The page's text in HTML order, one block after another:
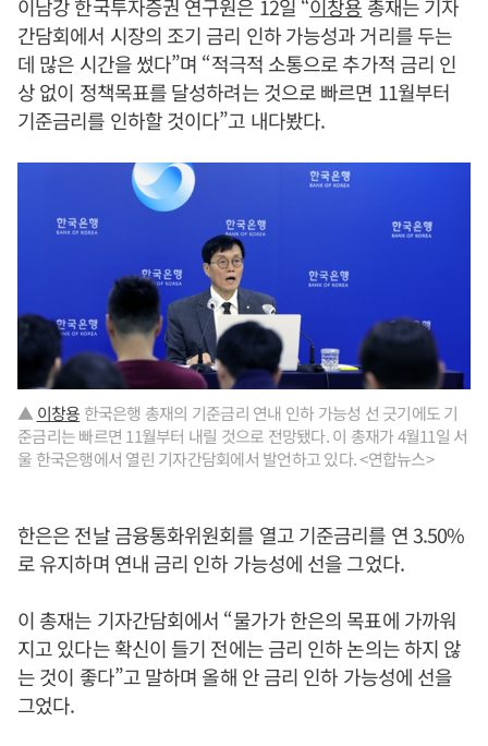
이남강 한국투자증권 연구원은 12일 “이창용 총재는 기자
간담회에서 시장의 조기 금리 인하 가능성과 거리를 두는
데 많은 시간을 썼다”며 “적극적 소통으로 추가적 금리 인
상 없이 정책목표를 달성하려는 것으로 빠르면 11월부터
기준금리를 인하할 것이다”고 내다봤다.
▲ 이창용 한국은행 총재의 기준금리 연내 인하 가능성 선 긋기에도 기
준금리는 빠르면 11월부터 내릴 것으로 전망됐다. 이 총재가 4월11일 서
울 한국은행에서 열린 기자간담회에서 발언하고 있다. <연합뉴스>
한은은 전날 금융통화위원회를 열고 기준금리를 연 3.50%
로 유지하며 연내 금리 인하 가능성에 선을 그었다.
이 총재는 기자간담회에서 “물가가 한은의 목표에 가까워
지고 있다는 확신이 들기 전에는 금리 인하 논의는 하지 않
는 것이 좋다”고 말하며 올해 안 금리 인하 가능성에 선을
그었다.